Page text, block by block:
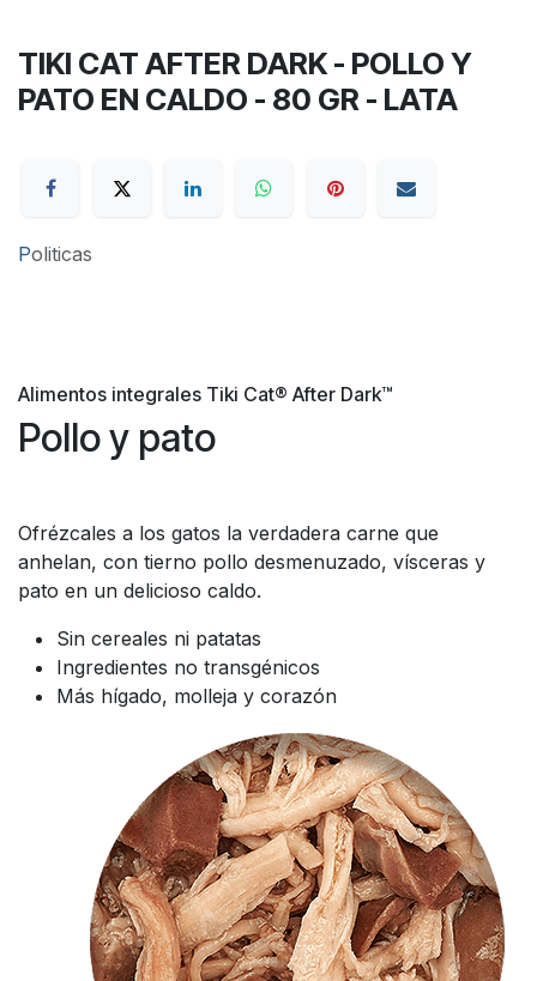
TIKI CAT AFTER DARK - POLLO Y
PATO EN CALDO - 80 GR - LATA
Politicas
Alimentos integrales Tiki Cat® After Dark™
Pollo y pato
Ofrézcales a los gatos la verdadera carne que
anhelan, con tierno pollo desmenuzado, vísceras y
pato en un delicioso caldo.
Sin cereales ni patatas
Ingredientes no transgénicos
Más hígado, molleja y corazón